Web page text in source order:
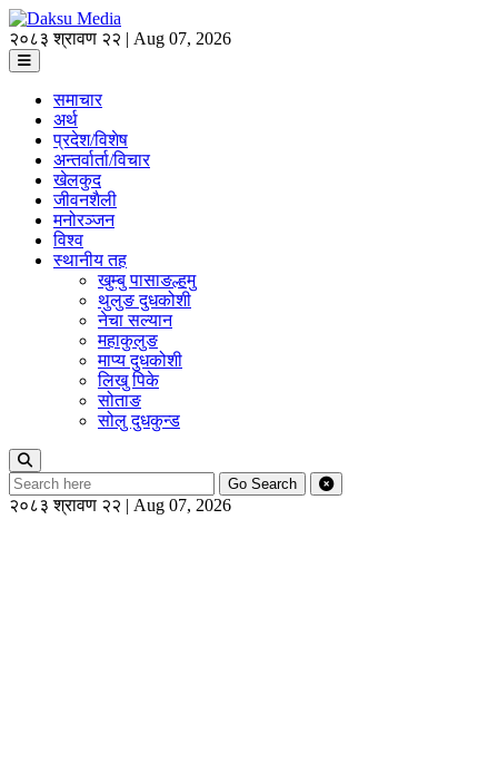
२०८३ श्रावण २२ | Aug 07, 2026
समाचार
अर्थ
प्रदेश/विशेष
अन्तर्वार्ता/विचार
खेलकुद
जीवनशैली
मनोरञ्जन
विश्व
स्थानीय तह
खुम्बु पासाङल्हमु
थुलुङ दुधकोशी
नेचा सल्यान
महाकुलुङ
माप्य दुधकोशी
लिखु पिके
सोताङ
सोलु दुधकुन्ड
Go Search
२०८३ श्रावण २२ | Aug 07, 2026